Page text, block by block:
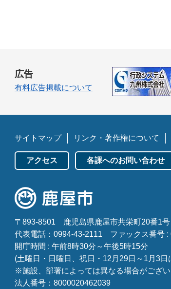
広告
有料広告掲載について
サイトマップ リンク・著作権について
アクセス 各課へのお問い合わせ
〒893-8501
鹿児島県鹿屋市共栄町20番1号
代表電話：0994-43-2111
ファックス番号
開庁時間 : 午前8時30分～午後5時15分
(土曜日・日曜日、祝日・12月29日～1月3日
※施設、部署によっては異なる場合がござい
法人番号：8000020462039